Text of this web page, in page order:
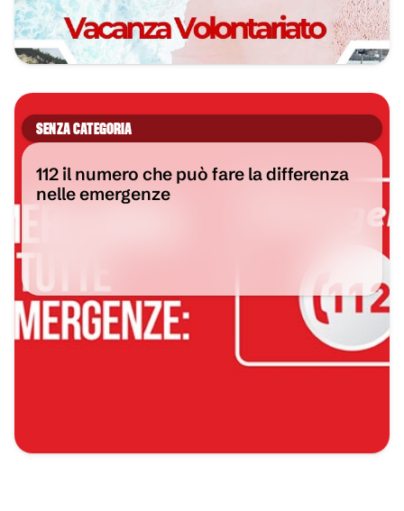
SENZA CATEGORIA
112 il numero che può fare la differenza
nelle emergenze